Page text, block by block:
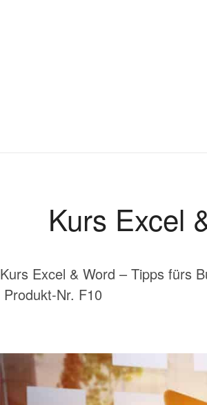
Kurs Excel
Kurs Excel & Word – Tipps fürs
Produkt-Nr. F10